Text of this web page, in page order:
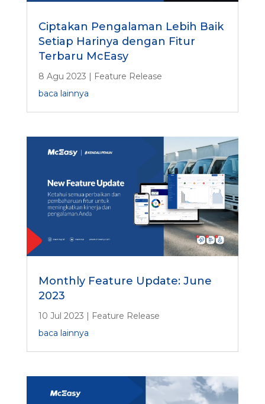
Ciptakan Pengalaman Lebih Baik
Setiap Harinya dengan Fitur
Terbaru McEasy
8 Agu 2023 | Feature Release
baca lainnya
Monthly Feature Update: June
2023
10 Jul 2023 | Feature Release
baca lainnya